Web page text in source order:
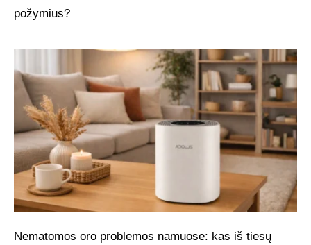
požymius?
Nematomos oro problemos namuose: kas iš tiesų